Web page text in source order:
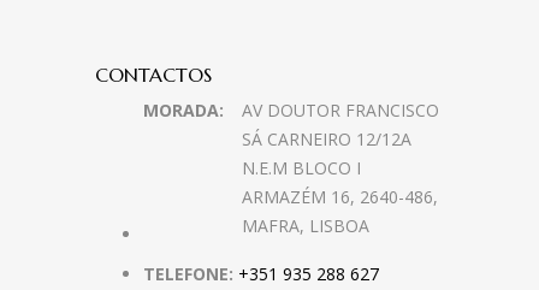
CONTACTOS
MORADA:
AV DOUTOR FRANCISCO
SÁ CARNEIRO 12/12A
N.E.M BLOCO I
ARMAZÉM 16, 2640-486,
MAFRA, LISBOA
TELEFONE: +351 935 288 627